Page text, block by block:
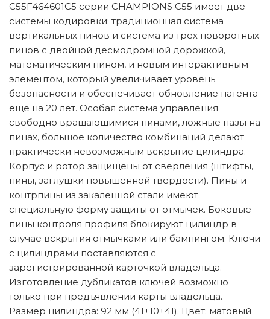
C55F464601C5 серии CHAMPIONS C55 имеет две
системы кодировки: традиционная система
вертикальных пинов и система из трех поворотных
пинов с двойной десмодромной дорожкой,
математическим пином, и новым интерактивным
элементом, который увеличивает уровень
безопасности и обеспечивает обновление патента
еще на 20 лет. Особая система управления
свободно вращающимися пинами, ложные пазы на
пинах, большое количество комбинаций делают
практически невозможным вскрытие цилиндра.
Корпус и ротор защищены от сверления (штифты,
пины, заглушки повышенной твердости). Пины и
контрпины из закаленной стали имеют
специальную форму защиты от отмычек. Боковые
пины контроля профиля блокируют цилиндр в
случае вскрытия отмычками или бампингом. Ключи
с цилиндрами поставляются с
зарегистрированной карточкой владельца.
Изготовление дубликатов ключей возможно
только при предъявлении карты владельца.
Размер цилиндра: 92 мм (41+10+41). Цвет: матовый